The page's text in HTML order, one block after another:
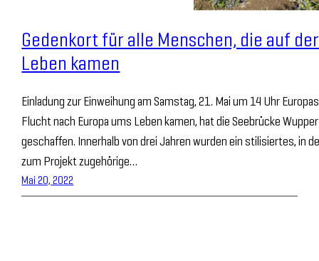
Gedenkort für alle Menschen, die auf
Leben kamen
Einladung zur Einweihung am Samstag, 21. Mai um 14 Uhr
Flucht nach Europa ums Leben kamen, hat die Seebrücke
geschaffen. Innerhalb von drei Jahren wurden ein stilisiertes, in
zum Projekt zugehörige…
Mai 20, 2022